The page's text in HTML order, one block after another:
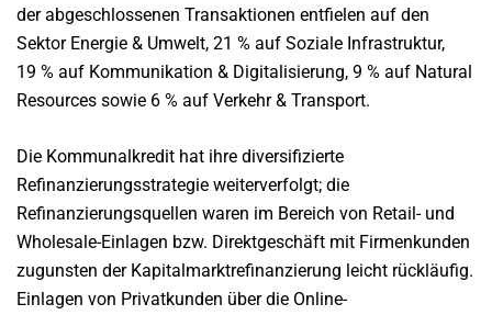
der abgeschlossenen Transaktionen entfielen auf den
Sektor Energie & Umwelt, 21 % auf Soziale Infrastruktur,
19 % auf Kommunikation & Digitalisierung, 9 % auf Natural
Resources sowie 6 % auf Verkehr & Transport.
Die Kommunalkredit hat ihre diversifizierte
Refinanzierungsstrategie weiterverfolgt; die
Refinanzierungsquellen waren im Bereich von Retail- und
Wholesale-Einlagen bzw. Direktgeschäft mit Firmenkunden
zugunsten der Kapitalmarktrefinanzierung leicht rückläufig.
Einlagen von Privatkunden über die Online-